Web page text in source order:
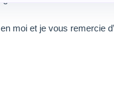
moi et je vous remercie